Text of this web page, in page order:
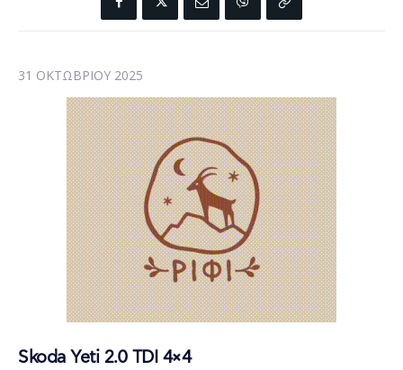
31 ΟΚΤΩΒΡΊΟΥ 2025
Skoda Yeti 2.0 TDI 4×4